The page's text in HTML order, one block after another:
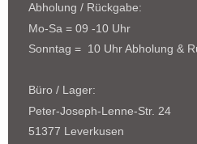
Abholung / Rückgabe:
Mo-Sa = 09 -10 Uhr
Sonntag = 10 Uhr Abholung &
Büro / Lager:
Peter-Joseph-Lenne-Str. 24
51377 Leverkusen